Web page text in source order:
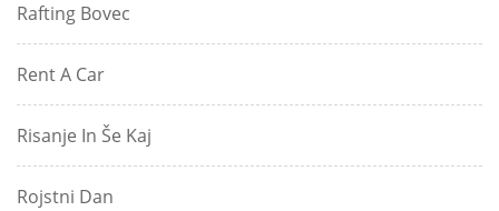
Rafting Bovec
Rent A Car
Risanje In Še Kaj
Rojstni Dan